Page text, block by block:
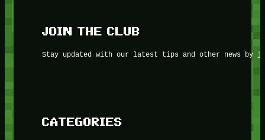
JOIN THE CLUB
Stay updated with our latest tips and other news by
CATEGORIES